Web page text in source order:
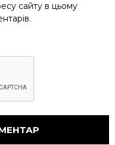
сайту в цьому